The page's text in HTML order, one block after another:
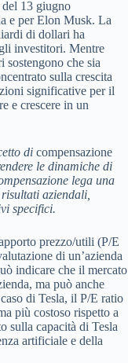
13 giugno
e per Elon Musk. La
di dollari ha
investitori. Mentre
sostengono che sia
sulla crescita
significative per il
e crescere in un
di compensazione
le dinamiche di
lega una
aziendali,
specifici.
prezzo/utili (P/E
di un’azienda
indicare che il mercato
ma può anche
di Tesla, il P/E ratio
più costoso rispetto a
sulla capacità di Tesla
artificiale e della